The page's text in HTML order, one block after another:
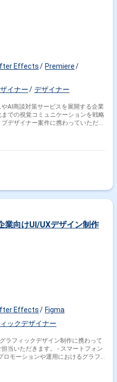
Effects
Premiere
イナー デザイナー
AI商談対策サービスを展開する企業
での視覚コミュニケーションを戦略
デザイナー案件に携わっていただき
業向けUI/UXデザイン制作
Effects
Figma
ックデザイナー
ラフィックデザイン制作に携わって
ます。 - スマートフォン